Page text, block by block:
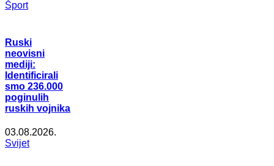
Šport
Ruski
neovisni
mediji:
Identificirali
smo 236.000
poginulih
ruskih vojnika
03.08.2026.
Svijet